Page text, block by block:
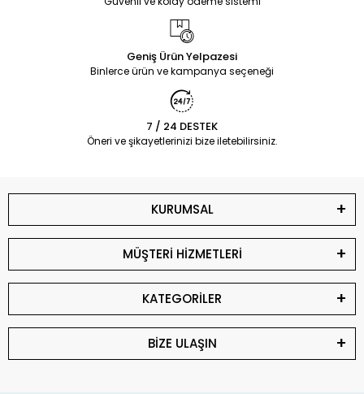
Geniş Ürün Yelpazesi
Binlerce ürün ve kampanya seçeneği
7 / 24 DESTEK
Öneri ve şikayetlerinizi bize iletebilirsiniz.
KURUMSAL
MÜŞTERİ HİZMETLERİ
KATEGORİLER
BİZE ULAŞIN